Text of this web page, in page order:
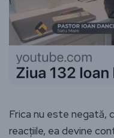
Frica nu este negată,
reacțiile, ea devine